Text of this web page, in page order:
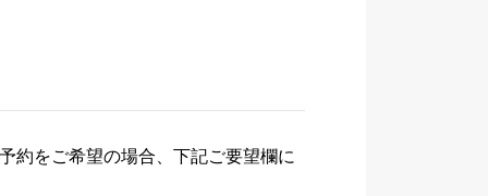
約をご希望の場合、下記ご要望欄に